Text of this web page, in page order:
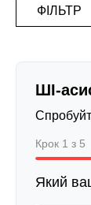
ФІЛЬТР
ШІ-
Крок 1 з 5
Який